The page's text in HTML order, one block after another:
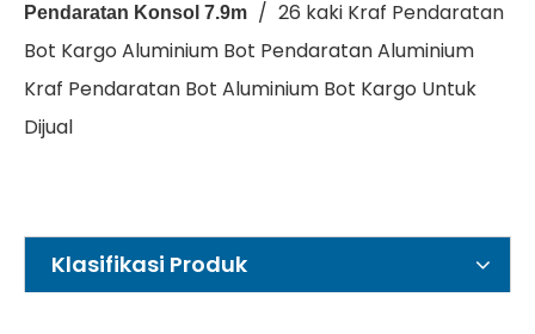
Pendaratan Konsol 7.9m / 26 kaki Kraf Pendaratan
Bot Kargo Aluminium Bot Pendaratan Aluminium
Kraf Pendaratan Bot Aluminium Bot Kargo Untuk
Dijual
Klasifikasi Produk